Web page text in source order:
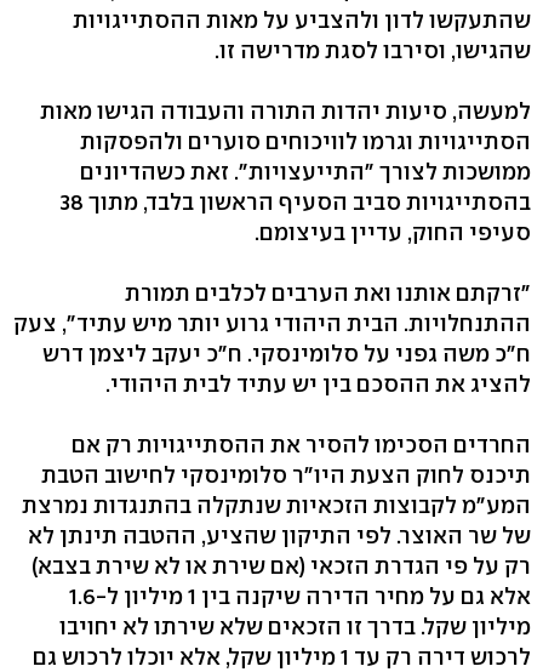
שהתעקשו לדון ולהצביע על מאות ההסתייגויות
שהגישו, וסירבו לסגת מדרישה זו.
למעשה, סיעות יהדות התורה והעבודה הגישו מאות
הסתייגויות וגרמו לוויכוחים סוערים ולהפסקות
ממושכות לצורך "התייעצויות". זאת כשהדיונים
בהסתייגויות סביב הסעיף הראשון בלבד, מתוך 38
סעיפי החוק, עדיין בעיצומם.
"זרקתם אותנו ואת הערבים לכלבים תמורת
ההתנחלויות. הבית היהודי גרוע יותר מיש עתיד", צעק
ח"כ משה גפני על סלומינסקי. ח"כ יעקב ליצמן דרש
להציג את ההסכם בין יש עתיד לבית היהודי.
החרדים הסכימו להסיר את ההסתייגויות רק אם
תיכנס לחוק הצעת היו"ר סלומינסקי לחישוב הטבת
המע"מ לקבוצות הזכאיות שנתקלה בהתנגדות נמרצת
של שר האוצר. לפי התיקון שהציע, ההטבה תינתן לא
רק על פי הגדרת הזכאי (אם שירת או לא שירת בצבא)
אלא גם על מחיר הדירה שיקנה בין 1 מיליון ל-1.6
מיליון שקל. בדרך זו הזכאים שלא שירתו לא יחויבו
לרכוש דירה רק עד 1 מיליון שקל, אלא יוכלו לרכוש גם